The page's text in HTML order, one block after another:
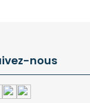
nous